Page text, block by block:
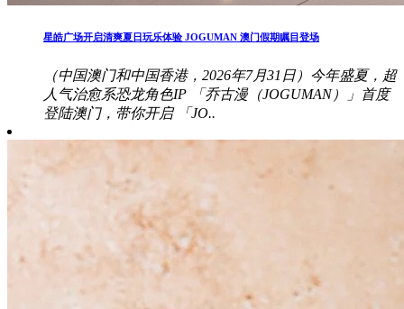
星皓广场开启清爽夏日玩乐体验 JOGUMAN 澳门假期瞩目登场
（中国澳门和中国香港，2026年7月31日）今年盛夏，超
人气治愈系恐龙角色IP 「乔古漫（JOGUMAN）」首度
登陆澳门，带你开启 「JO..